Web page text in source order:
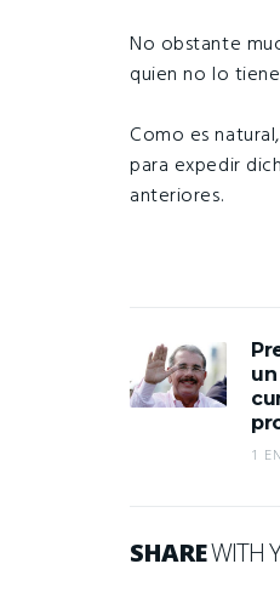
No obstante
quien no lo
Como es
para expedir
anteriores.
1
SHAREWITH